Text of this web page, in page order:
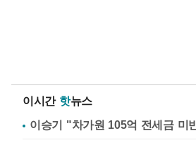
이시간 핫뉴스
이승기 "차가원 105억 전세금 미